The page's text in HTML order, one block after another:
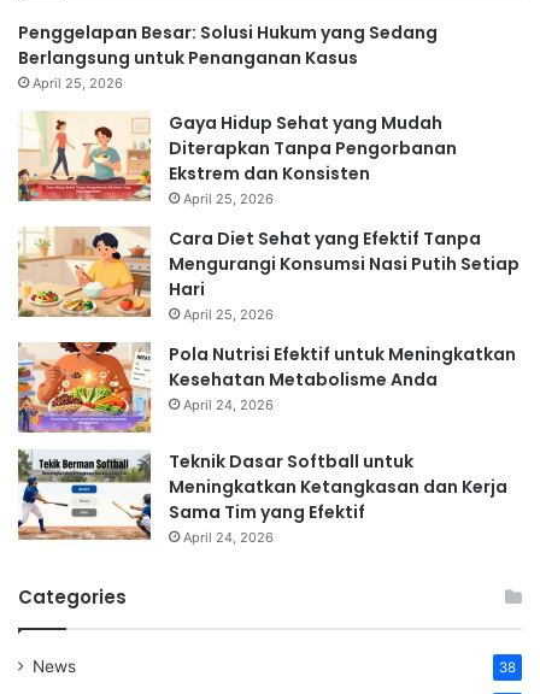
Penggelapan Besar: Solusi Hukum yang Sedang
Berlangsung untuk Penanganan Kasus
April 25, 2026
Gaya Hidup Sehat yang Mudah
Diterapkan Tanpa Pengorbanan
Ekstrem dan Konsisten
April 25, 2026
Cara Diet Sehat yang Efektif Tanpa
Mengurangi Konsumsi Nasi Putih Setiap
Hari
April 25, 2026
Pola Nutrisi Efektif untuk Meningkatkan
Kesehatan Metabolisme Anda
April 24, 2026
Teknik Dasar Softball untuk
Meningkatkan Ketangkasan dan Kerja
Sama Tim yang Efektif
April 24, 2026
Categories
News 38